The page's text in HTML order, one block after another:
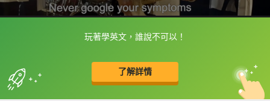
玩著學英文，誰說不可以！
了解詳情
框選或點兩下字幕可以直接查字典喔！
收錄佳句 中
英